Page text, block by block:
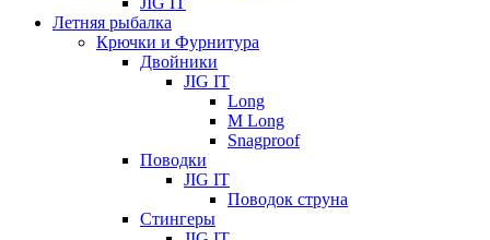
Летняя рыбалка
Крючки и Фурнитура
Двойники
JIG IT
Long
M Long
Snagproof
Поводки
JIG IT
Поводок струна
Стингеры